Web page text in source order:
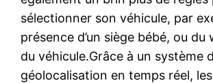
sélectionner son véhicule, par
présence d’un siège bébé, ou du
du véhicule.Grâce à un système
géolocalisation en temps réel,